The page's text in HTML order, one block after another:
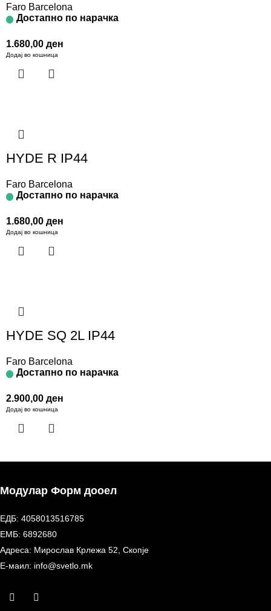
Faro Barcelona
Достапно по нарачка
1.680,00 ден
Додај во кошница
HYDE R IP44
Faro Barcelona
Достапно по нарачка
1.680,00 ден
Додај во кошница
HYDE SQ 2L IP44
Faro Barcelona
Достапно по нарачка
2.900,00 ден
Додај во кошница
Модулар Форм дооел
ЕДБ: 4058013516785
ЕМБ: 6892680
Адреса: Мирослав Крлежа 52, Скопје
Е-маил: info@svetlo.mk